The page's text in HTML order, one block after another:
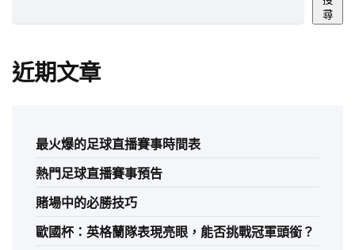
尋
近期文章
最火爆的足球直播賽事時間表
熱門足球直播賽事預告
賭場中的必勝技巧
歐國杯：英格蘭隊表現亮眼，能否挑戰冠軍頭銜？